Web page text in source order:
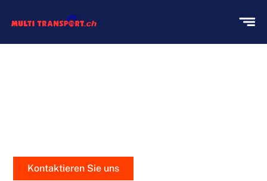
Kontaktieren Sie uns